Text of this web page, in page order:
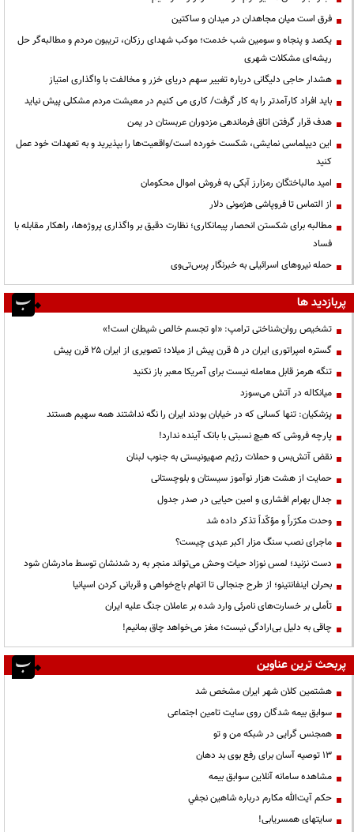
فرق است میان مجاهدان در میدان و ساکتین
یکصد و پنجاه و سومین شب خدمت؛ موکب شهدای رزکان، تریبون مردم و مطالبه‌گر حل
ریشه‌ای مشکلات شهری
هشدار حاجی دلیگانی درباره تغییر سهم دریای خزر و مخالفت با واگذاری امتیاز
باید افراد کارآمدتر را به کار گرفت/ کاری می کنیم در معیشت مردم مشکلی پیش نیاید
هدف قرار گرفتن اتاق‌ فرماندهی مزدوران عربستان در یمن
این دیپلماسی نمایشی، شکست خورده است/واقعیت‌ها را بپذیرید و به تعهدات خود عمل
کنید
امید مالباختگان رمزارز آبکی به فروش اموال محکومان
از التماس تا فروپاشی هژمونی دلار
مطالبه برای شکستن انحصار پیمانکاری؛ نظارت دقیق بر واگذاری پروژه‌ها، راهکار مقابله با
فساد
حمله نیروهای اسرائیلی به خبرنگار پرس‌تی‌وی
پربازدید ها
تشخیص روان‌شناختی ترامپ: «او تجسم خالص شیطان است!»
گستره امپراتوری ایران در ۵ قرن پیش از میلاد؛ تصویری از ایران ۲۵ قرن پیش
تنگه هرمز قابل معامله نیست برای آمریکا معبر باز نکنید
میانکاله در آتش می‌سوزد
پزشکیان: تنها کسانی که در خیابان بودند ایران را نگه نداشتند همه سهیم هستند
پارچه فروشی که هیچ نسبتی با بانک آینده ندارد!
نقض آتش‌بس و حملات رژیم صهیونیستی به جنوب لبنان
حمایت از هشت هزار نوآموز سیستان و بلوچستانی
جدال بهرام افشاری و امین حیایی در صدر جدول
وحدت مکرّراً و مؤکّداً تذکر داده شد
ماجرای نصب سنگ مزار اکبر عبدی چیست؟
دست نزنید؛ لمس نوزاد حیات وحش می‌تواند منجر به رد شدنشان توسط مادرشان شود
بحران اینفانتینو؛ از طرح جنجالی تا اتهام باج‌خواهی و قربانی کردن اسپانیا
تأملی بر خسارت‌های نامرئی وارد شده بر عاملان جنگ علیه ایران
چاقی به دلیل بی‌ارادگی نیست؛ مغز می‌خواهد چاق بمانیم!
پربحث ترین عناوین
هشتمین کلان شهر ایران مشخص شد
سوابق بیمه شدگان روی سایت تامین اجتماعی
همجنس گرایی در شبکه من و تو
13 توصیه آسان برای رفع بوی بد دهان
مشاهده سامانه آنلاين سوابق بیمه
حكم آيت‌الله مكارم درباره شاهين نجفي
سایتهای همسریابی!